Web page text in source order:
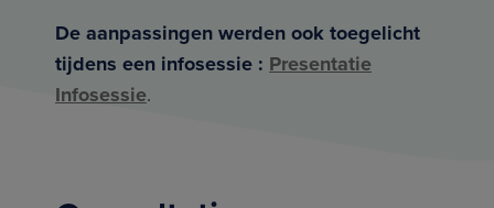
De aanpassingen werden ook toegelicht
tijdens een infosessie : Presentatie
Infosessie.